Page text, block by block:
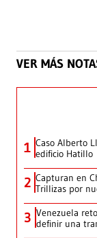
VER MÁS
1 Caso Alberto
edificio Hatillo
2 Capturan en
Trillizas por
3 Venezuela
definir una